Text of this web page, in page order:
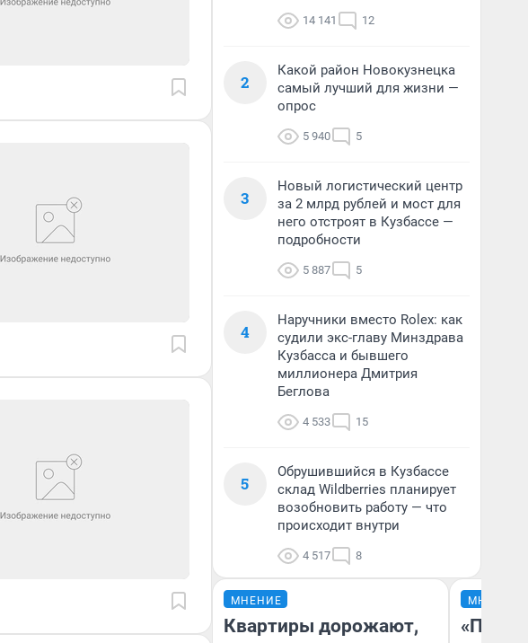
14 141 12
2
Какой район Новокузнецка
самый лучший для жизни —
опрос
5 940 5
3
Новый логистический центр
за 2 млрд рублей и мост для
него отстроят в Кузбассе —
подробности
5 887 5
4
Наручники вместо Rolex: как
судили экс-главу Минздрава
Кузбасса и бывшего
миллионера Дмитрия
Беглова
4 533 15
5
Обрушившийся в Кузбассе
склад Wildberries планирует
возобновить работу — что
происходит внутри
4 517 8
МНЕНИЕ
Квартиры дорожают,
МНЕНИЕ